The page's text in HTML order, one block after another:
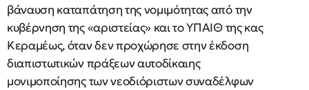
βάναυση καταπάτηση της νομιμότητας από την
κυβέρνηση της «αριστείας» και το ΥΠΑΙΘ της κας
Κεραμέως, όταν δεν προχώρησε στην έκδοση
διαπιστωτικών πράξεων αυτοδίκαιης
μονιμοποίησης των νεοδιόριστων συναδέλφων